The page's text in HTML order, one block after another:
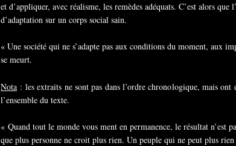
et d’appliquer, avec réalisme, les remèdes adéquats. C’est alors
d’adaptation sur un corps social sain.
« Une société qui ne s’adapte pas aux conditions du moment, aux
se meurt.
Nota : les extraits ne sont pas dans l’ordre chronologique, mais ont
l’ensemble du texte.
« Quand tout le monde vous ment en permanence, le résultat n’est
que plus personne ne croit plus rien. Un peuple qui ne peut plus